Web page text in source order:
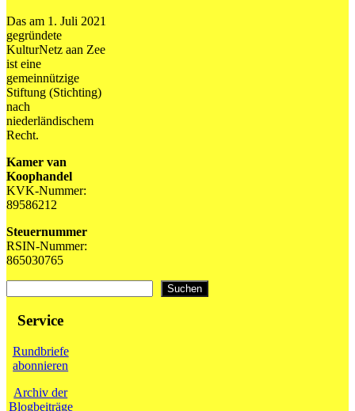
Das am 1. Juli 2021
gegründete
KulturNetz aan Zee
ist eine
gemeinnützige
Stiftung (Stichting)
nach
niederländischem
Recht.
Kamer van
Koophandel
KVK-Nummer:
89586212
Steuernummer
RSIN-Nummer:
865030765
Suchen
Service
Rundbriefe
abonnieren
Archiv der
Blogbeiträge